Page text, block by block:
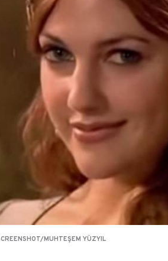
MUHTEŞEM YÜZYIL